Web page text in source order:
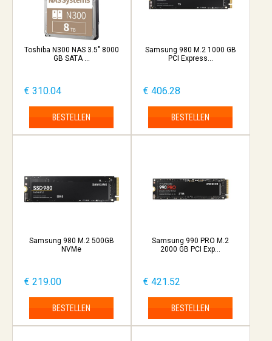
Toshiba N300 NAS 3.5" 8000
GB SATA ...
€ 310.04
BESTELLEN
Samsung 980 M.2 1000 GB
PCI Express...
€ 406.28
BESTELLEN
Samsung 980 M.2 500GB
NVMe
€ 219.00
BESTELLEN
Samsung 990 PRO M.2
2000 GB PCI Exp...
€ 421.52
BESTELLEN